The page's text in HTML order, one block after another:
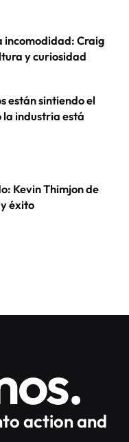
incomodidad: Craig
y curiosidad
están sintiendo el
la industria está
Kevin Thimjon de
éxito
action and